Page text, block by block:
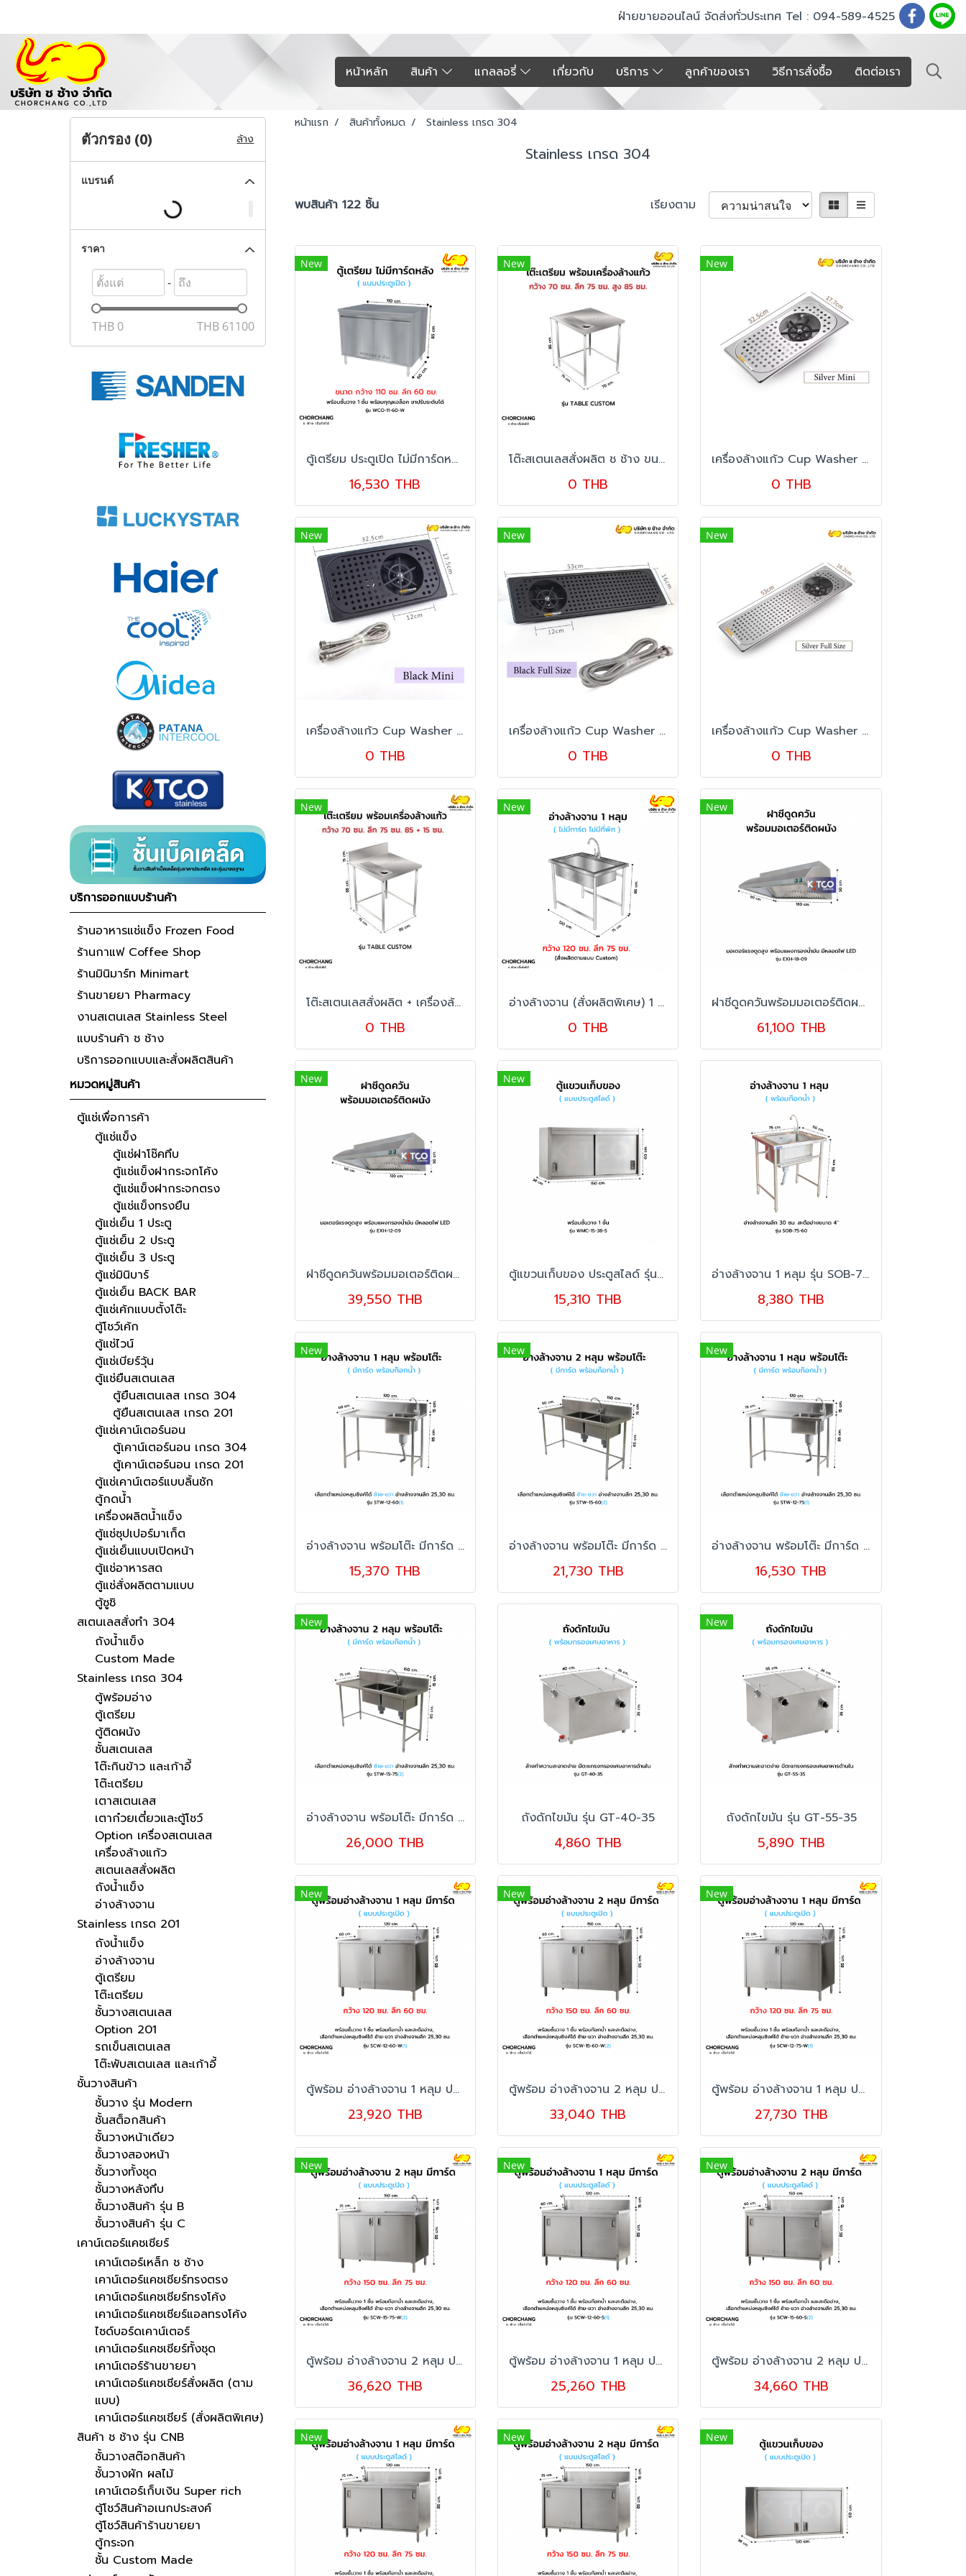
ฝ่ายขายออนไลน์ จัดส่งทั่วประเทศ Tel : 094-589-4525
หน้าหลัก สินค้า แกลลอรี่ เกี่ยวกับ บริการ ลูกค้าของเรา วิธีการสั่งซื้อ ติดต่อเรา
หน้าแรก สินค้าทั้งหมด Stainless เกรด 304
Stainless เกรด 304
พบสินค้า 122 ชิ้น เรียงตาม
New
ตู้เตรียม ประตูเปิด ไม่มีการ์ดหลัง รุ่น WCO-11-60-W
16,530 THB
New
โต๊ะสเตนเลสสั่งผลิต ช ช้าง ขนาด 70 x 75 x 85 ซม.
0 THB
New
เครื่องล้างแก้ว Cup Washer ขนาด 32.5x17.7 cm. (Silver Mini)
0 THB
New
เครื่องล้างแก้ว Cup Washer ขนาด 32.5x17.5 cm. (Black Mini)
0 THB
New
เครื่องล้างแก้ว Cup Washer ขนาด 53x16 cm. (Black Full Size)
0 THB
New
เครื่องล้างแก้ว Cup Washer ขนาด 53x16.2 cm. (Silver Full Size)
0 THB
New
โต๊ะสเตนเลสสั่งผลิต + เครื่องล้างแก้ว Cup Washer
0 THB
New
อ่างล้างจาน (สั่งผลิตพิเศษ) 1 หลุม ขนาดกว้าง 120 ซม.
0 THB
New
ฝาชีดูดควันพร้อมมอเตอร์ติดผนัง รุ่น EXH-18-09
61,100 THB
New
ฝาชีดูดควันพร้อมมอเตอร์ติดผนัง รุ่น EXH-12-09
39,550 THB
New
ตู้แขวนเก็บของ ประตูสไลด์ รุ่น WMC-15-38 S
15,310 THB
อ่างล้างจาน 1 หลุม รุ่น SOB-75-60
8,380 THB
New
อ่างล้างจาน พร้อมโต๊ะ มีการ์ด อ่าง 1 หลุม STW-12-60
15,370 THB
New
อ่างล้างจาน พร้อมโต๊ะ มีการ์ด อ่าง 2 หลุม รุ่น STW-15-60
21,730 THB
New
อ่างล้างจาน พร้อมโต๊ะ มีการ์ด อ่าง 1 หลุม รุ่น STW-12-75
16,530 THB
New
อ่างล้างจาน พร้อมโต๊ะ มีการ์ด อ่าง 2 หลุม รุ่น STW-15-75
26,000 THB
ถังดักไขมัน รุ่น GT-40-35
4,860 THB
New
ถังดักไขมัน รุ่น GT-55-35
5,890 THB
New
ตู้พร้อม อ่างล้างจาน 1 หลุม ประตูเปิด มีการ์ด รุ่น SCW-12-60 W
23,920 THB
New
ตู้พร้อม อ่างล้างจาน 2 หลุม ประตูเปิด มีการ์ด รุ่น SCW-15-60 W
33,040 THB
New
ตู้พร้อม อ่างล้างจาน 1 หลุม ประตูเปิด มีการ์ด รุ่น SCW-12-75 W
27,730 THB
New
ตู้พร้อม อ่างล้างจาน 2 หลุม ประตูเปิด มีการ์ด รุ่น SCW-15-75 W
36,620 THB
New
ตู้พร้อม อ่างล้างจาน 1 หลุม ประตูสไลด์ มีการ์ด รุ่น SCW-12-60 S
25,260 THB
New
ตู้พร้อม อ่างล้างจาน 2 หลุม ประตูสไลด์ มีการ์ด รุ่น SCW-15-60 S
34,660 THB
New New New
ตัวกรอง (0) ล้าง
แบรนด์
ราคา
-
THB 0 THB 61100
บริการออกแบบร้านค้า
ร้านอาหารแช่แข็ง Frozen Food
ร้านกาแฟ Coffee Shop
ร้านมินิมาร์ท Minimart
ร้านขายยา Pharmacy
งานสเตนเลส Stainless Steel
แบบร้านค้า ช ช้าง
บริการออกแบบและสั่งผลิตสินค้า
หมวดหมู่สินค้า
ตู้แช่เพื่อการค้า
ตู้แช่แข็ง
ตู้แช่ฝาโช๊คทึบ
ตู้แช่แข็งฝากระจกโค้ง
ตู้แช่แข็งฝากระจกตรง
ตู้แช่แข็งทรงยืน
ตู้แช่เย็น 1 ประตู
ตู้แช่เย็น 2 ประตู
ตู้แช่เย็น 3 ประตู
ตู้แช่มินิบาร์
ตู้แช่เย็น BACK BAR
ตู้แช่เค้กแบบตั้งโต๊ะ
ตู้โชว์เค้ก
ตู้แช่ไวน์
ตู้แช่เบียร์วุ้น
ตู้แช่ยืนสเตนเลส
ตู้ยืนสเตนเลส เกรด 304
ตู้ยืนสเตนเลส เกรด 201
ตู้แช่เคาน์เตอร์นอน
ตู้เคาน์เตอร์นอน เกรด 304
ตู้เคาน์เตอร์นอน เกรด 201
ตู้แช่เคาน์เตอร์แบบลิ้นชัก
ตู้กดน้ำ
เครื่องผลิตน้ำแข็ง
ตู้แช่ซุปเปอร์มาเก็ต
ตู้แช่เย็นแบบเปิดหน้า
ตู้แช่อาหารสด
ตู้แช่สั่งผลิตตามแบบ
ตู้ซูชิ
สเตนเลสสั่งทำ 304
ถังน้ำแข็ง
Custom Made
Stainless เกรด 304
ตู้พร้อมอ่าง
ตู้เตรียม
ตู้ติดผนัง
ชั้นสเตนเลส
โต๊ะกินข้าว และเก้าอี้
โต๊ะเตรียม
เตาสเตนเลส
เตาก๋วยเตี๋ยวและตู้โชว์
Option เครื่องสเตนเลส
เครื่องล้างแก้ว
สเตนเลสสั่งผลิต
ถังน้ำแข็ง
อ่างล้างจาน
Stainless เกรด 201
ถังน้ำแข็ง
อ่างล้างจาน
ตู้เตรียม
โต๊ะเตรียม
ชั้นวางสเตนเลส
Option 201
รถเข็นสเตนเลส
โต๊ะพับสเตนเลส และเก้าอี้
ชั้นวางสินค้า
ชั้นวาง รุ่น Modern
ชั้นสต็อกสินค้า
ชั้นวางหน้าเดียว
ชั้นวางสองหน้า
ชั้นวางทั้งชุด
ชั้นวางหลังทึบ
ชั้นวางสินค้า รุ่น B
ชั้นวางสินค้า รุ่น C
เคาน์เตอร์แคชเชียร์
เคาน์เตอร์เหล็ก ช ช้าง
เคาน์เตอร์แคชเชียร์ทรงตรง
เคาน์เตอร์แคชเชียร์ทรงโค้ง
เคาน์เตอร์แคชเชียร์แอลทรงโค้ง
ไซด์บอร์ดเคาน์เตอร์
เคาน์เตอร์แคชเชียร์ทั้งชุด
เคาน์เตอร์ร้านขายยา
เคาน์เตอร์แคชเชียร์สั่งผลิต (ตาม
แบบ)
เคาน์เตอร์แคชเชียร์ (สั่งผลิตพิเศษ)
สินค้า ช ช้าง รุ่น CNB
ชั้นวางสต๊อกสินค้า
ชั้นวางผัก ผลไม้
เคาน์เตอร์เก็บเงิน Super rich
ตู้โชว์สินค้าอเนกประสงค์
ตู้โชว์สินค้าร้านขายยา
ตู้กระจก
ชั้น Custom Made